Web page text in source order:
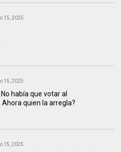
15, 2025
15, 2025
había que votar al
quien la arregla?
15, 2025